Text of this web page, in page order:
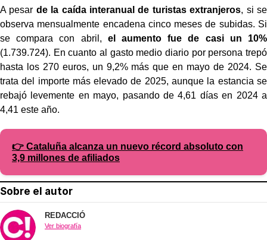
A pesar de la caída interanual de turistas extranjeros, si se
observa mensualmente encadena cinco meses de subidas. Si
se compara con abril, el aumento fue de casi un 10%
(1.739.724). En cuanto al gasto medio diario por persona trepó
hasta los 270 euros, un 9,2% más que en mayo de 2024. Se
trata del importe más elevado de 2025, aunque la estancia se
rebajó levemente en mayo, pasando de 4,61 días en 2024 a
4,41 este año.
👉 Cataluña alcanza un nuevo récord absoluto con
3,9 millones de afiliados
Sobre el autor
REDACCIÓ
Ver biografía